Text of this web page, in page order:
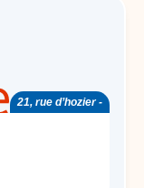
21, rue d’hozier -